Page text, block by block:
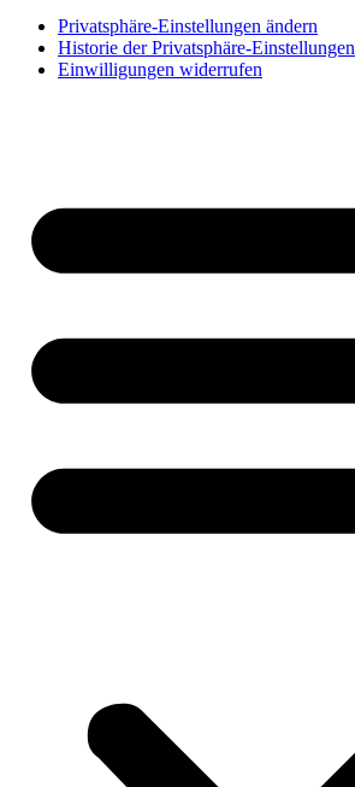
Privatsphäre-Einstellungen ändern
Historie der Privatsphäre-Einstellungen
Einwilligungen widerrufen